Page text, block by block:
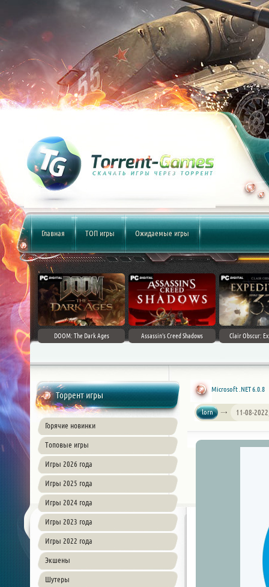
Главная ТОП игры Ожидаемые игры
DOOM: The Dark Ages Assassin's Creed Shadows Clair Obscur:
Торрент игры
Горячие новинки
Топовые игры
Игры 2026 года
Игры 2025 года
Игры 2024 года
Игры 2023 года
Игры 2022 года
Экшены
Шутеры
Microsoft .NET 6.0.8
lorn 11-08-